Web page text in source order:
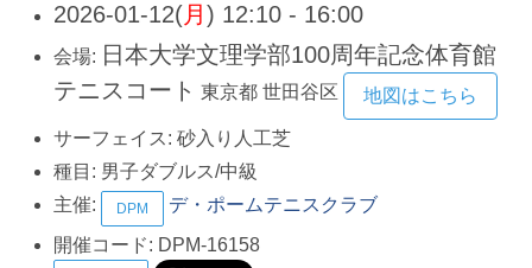
2026-01-12(月 ) 12:10 - 16:00
会場: 日本大学文理学部100周年記念体育館
テニスコート 東京都 世田谷区 地図はこちら
サーフェイス: 砂入り人工芝
種目: 男子ダブルス/中級
主催:
DPM
デ・ポームテニスクラブ
開催コード: DPM-16158